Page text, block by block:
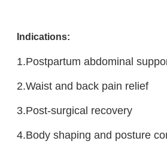
Indications:
1.Postpartum abdominal
2.Waist and back pain relief
3.Post-surgical recovery
4.Body shaping and posture